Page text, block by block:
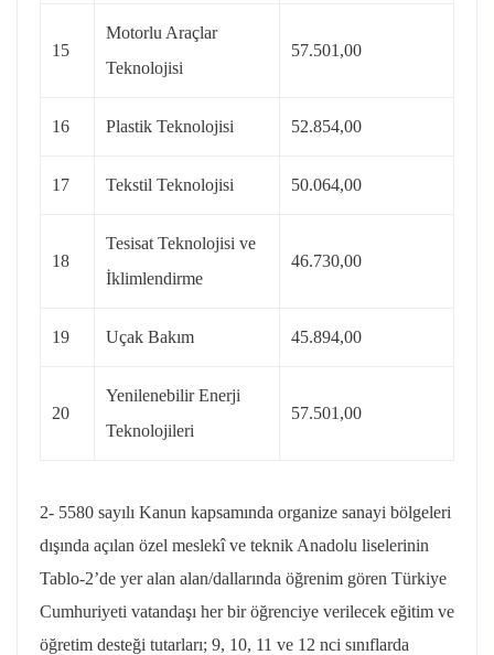
15
Motorlu Araçlar
Teknolojisi
57.501,00
16 Plastik Teknolojisi 52.854,00
17 Tekstil Teknolojisi 50.064,00
18
Tesisat Teknolojisi ve
İklimlendirme
46.730,00
19 Uçak Bakım 45.894,00
20
Yenilenebilir Enerji
Teknolojileri
57.501,00
2- 5580 sayılı Kanun kapsamında organize sanayi bölgeleri
dışında açılan özel meslekî ve teknik Anadolu liselerinin
Tablo-2’de yer alan alan/dallarında öğrenim gören Türkiye
Cumhuriyeti vatandaşı her bir öğrenciye verilecek eğitim ve
öğretim desteği tutarları; 9, 10, 11 ve 12 nci sınıflarda